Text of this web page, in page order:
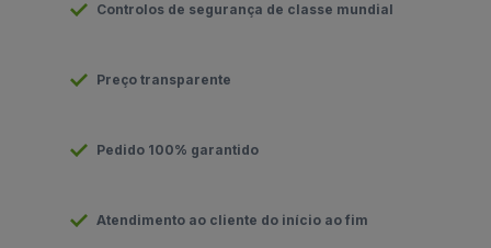
Controlos de segurança de classe mundial
Preço transparente
Pedido 100% garantido
Atendimento ao cliente do início ao fim